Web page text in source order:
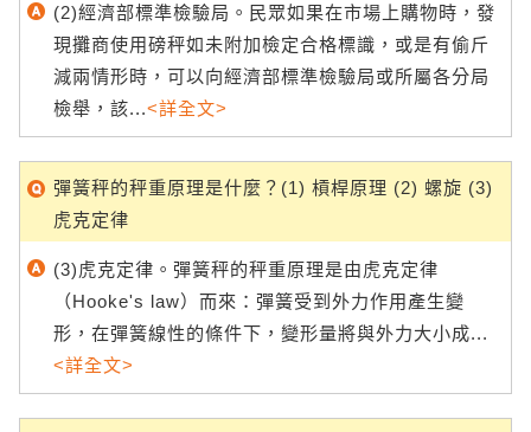
(2)經濟部標準檢驗局。民眾如果在市場上購物時，發
現攤商使用磅秤如未附加檢定合格標識，或是有偷斤
減兩情形時，可以向經濟部標準檢驗局或所屬各分局
檢舉，該...<詳全文>
彈簧秤的秤重原理是什麼？(1) 槓桿原理 (2) 螺旋 (3)
虎克定律
(3)虎克定律。彈簧秤的秤重原理是由虎克定律
（Hooke's law）而來：彈簧受到外力作用產生變
形，在彈簧線性的條件下，變形量將與外力大小成...
<詳全文>